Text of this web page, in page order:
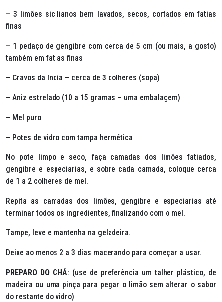
– 3 limões sicilianos bem lavados, secos, cortados em fatias
finas
– 1 pedaço de gengibre com cerca de 5 cm (ou mais, a gosto)
também em fatias finas
– Cravos da índia – cerca de 3 colheres (sopa)
– Aniz estrelado (10 a 15 gramas – uma embalagem)
– Mel puro
– Potes de vidro com tampa hermética
No pote limpo e seco, faça camadas dos limões fatiados,
gengibre e especiarias, e sobre cada camada, coloque cerca
de 1 a 2 colheres de mel.
Repita as camadas dos limões, gengibre e especiarias até
terminar todos os ingredientes, finalizando com o mel.
Tampe, leve e mantenha na geladeira.
Deixe ao menos 2 a 3 dias macerando para começar a usar.
PREPARO DO CHÁ: (use de preferência um talher plástico, de
madeira ou uma pinça para pegar o limão sem alterar o sabor
do restante do vidro)